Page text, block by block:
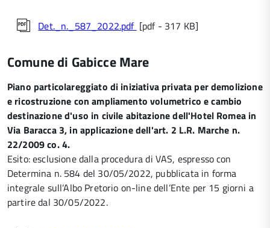
Det._n._587_2022.pdf [pdf - 317 KB]
Comune di Gabicce Mare
Piano particolareggiato di iniziativa privata per demolizione
e ricostruzione con ampliamento volumetrico e cambio
destinazione d'uso in civile abitazione dell'Hotel Romea in
Via Baracca 3, in applicazione dell'art. 2 L.R. Marche n.
22/2009 co. 4.
Esito: esclusione dalla procedura di VAS, espresso con
Determina n. 584 del 30/05/2022, pubblicata in forma
integrale sull’Albo Pretorio on-line dell’Ente per 15 giorni a
partire dal 30/05/2022.